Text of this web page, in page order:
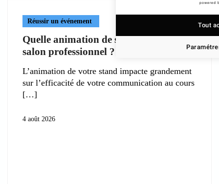
Réussir un événement
Quelle animation de stand pendant un
salon professionnel ?
L’animation de votre stand impacte grandement
sur l’efficacité de votre communication au cours
4 août 2026
powered
Tout